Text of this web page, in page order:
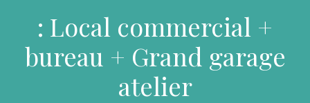
: Local commercial +
bureau + Grand garage
atelier